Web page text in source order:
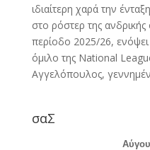
ιδιαίτερη χαρά την
στο ρόστερ της
περίοδο 2025/26,
όμιλο της National
Αγγελόπουλος,
σαΣ